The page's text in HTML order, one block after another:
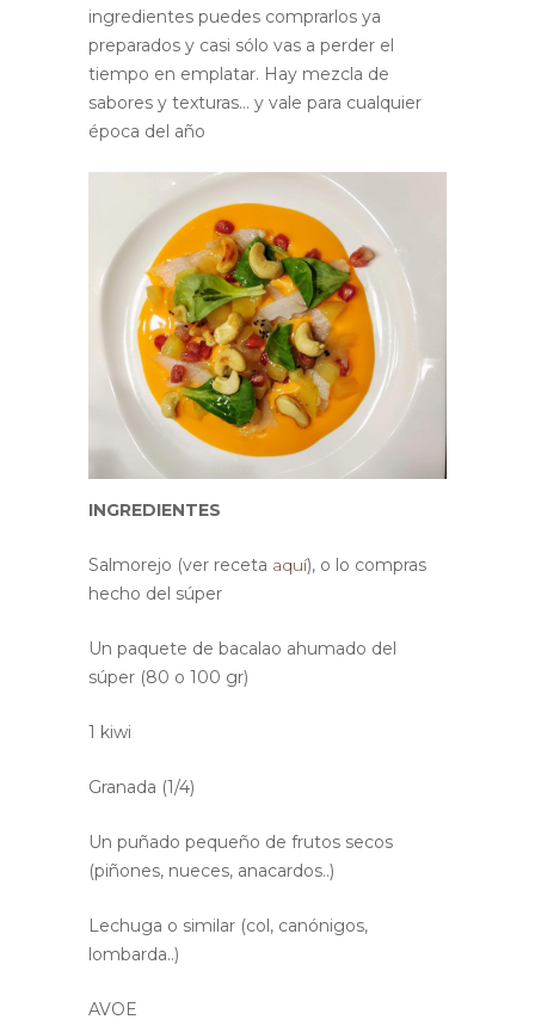
ingredientes puedes comprarlos ya
preparados y casi sólo vas a perder el
tiempo en emplatar. Hay mezcla de
sabores y texturas… y vale para cualquier
época del año
INGREDIENTES
Salmorejo (ver receta aquí), o lo compras
hecho del súper
Un paquete de bacalao ahumado del
súper (80 o 100 gr)
1 kiwi
Granada (1/4)
Un puñado pequeño de frutos secos
(piñones, nueces, anacardos..)
Lechuga o similar (col, canónigos,
lombarda..)
AVOE